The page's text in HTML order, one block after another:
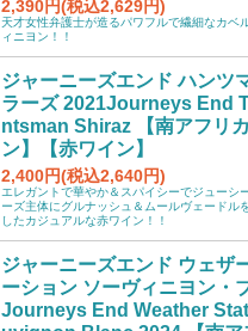
2,390円(税込2,629円)
天才女性弁護士が造るパワフルで繊細なカベ
ィニヨン！！
ジャーニーズエンド ハンツ
ラーズ 2021Journeys End
ntsman Shiraz 【南アフリ
ン】【赤ワイン】
2,400円(税込2,640円)
エレガントで華やか＆スパイシーでジューシ
ーズ主体にグルナッシュ＆ムールヴェードル
したカジュアルな赤ワイン！！
ジャーニーズエンド ウェザ
ーション ソーヴィニヨン・
Journeys End Weather